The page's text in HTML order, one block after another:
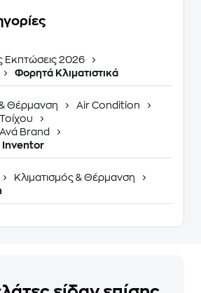
Εκπτώσεις 2026
Φορητά Κλιματιστικά
& Θέρμανση
Air Condition
Ανά Brand
Inventor
Κλιματισμός & Θέρμανση